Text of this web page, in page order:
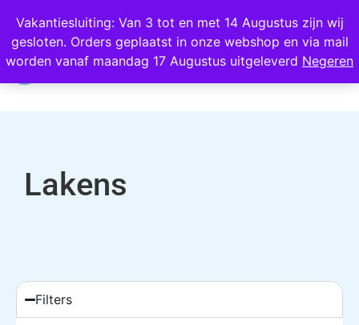
Vakantiesluiting: Van 3 tot en met 14 Augustus zijn wij
gesloten. Orders geplaatst in onze webshop en via mail
worden vanaf maandag 17 Augustus uitgeleverd Negeren
Wij scoren een 4,8 op Google
0
Lakens
Filters